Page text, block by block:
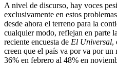
A nivel de discurso, hay voces
exclusivamente en estos
desde ahora el terreno para la
cualquier modo, reflejan en parte
reciente encuesta de El Universal,
creen que el país va por va por
36% en febrero al 48% en